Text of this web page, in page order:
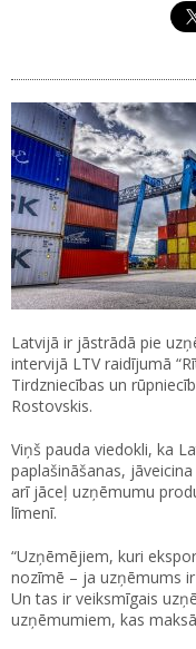
Latvijā ir jāstrādā pie
intervijā LTV raidījumā
Tirdzniecības un
Rostovskis.
Viņš pauda viedokli, ka
paplašināšanas,
arī jāceļ uzņēmumu
līmenī.
“Uzņēmējiem, kuri
nozīmē – ja uzņēmums
Un tas ir veiksmīgais
uzņēmumiem, kas